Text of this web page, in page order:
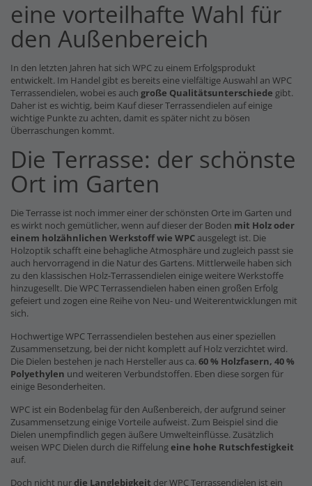
eine vorteilhafte Wahl für
den Außenbereich
In den letzten Jahren hat sich WPC zu einem Erfolgsprodukt
entwickelt. Im Handel gibt es bereits eine vielfältige Auswahl an WPC
Terrassendielen, wobei es auch große Qualitätsunterschiede gibt.
Daher ist es wichtig, beim Kauf dieser Terrassendielen auf einige
wichtige Punkte zu achten, damit es später nicht zu bösen
Überraschungen kommt.
Die Terrasse: der schönste
Ort im Garten
Die Terrasse ist noch immer einer der schönsten Orte im Garten und
es wirkt noch gemütlicher, wenn auf dieser der Boden mit Holz oder
einem holzähnlichen Werkstoff wie WPCausgelegt ist. Die
Holzoptik schafft eine behagliche Atmosphäre und zugleich passt sie
auch hervorragend in die Natur des Gartens. Mittlerweile haben sich
zu den klassischen Holz-Terrassendielen einige weitere Werkstoffe
hinzugesellt. Die WPC Terrassendielen haben einen großen Erfolg
gefeiert und zogen eine Reihe von Neu- und Weiterentwicklungen mit
sich.
Hochwertige WPC Terrassendielen bestehen aus einer speziellen
Zusammensetzung, bei der nicht komplett auf Holz verzichtet wird.
Die Dielen bestehen je nach Hersteller aus ca. 60 % Holzfasern, 40 %
Polyethylen und weiteren Verbundstoffen. Eben diese sorgen für
einige Besonderheiten.
WPC ist ein Bodenbelag für den Außenbereich, der aufgrund seiner
Zusammensetzung einige Vorteile aufweist. Zum Beispiel sind die
Dielen unempfindlich gegen äußere Umwelteinflüsse. Zusätzlich
weisen WPC Dielen durch die Riffelungeine hohe Rutschfestigkeit
auf.
Doch nicht nurdie Langlebigkeit der WPC Terrassendielen ist ein